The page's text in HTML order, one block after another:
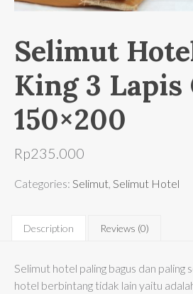
Selimut
King 3 Lapis
150×200
Rp235.000
Categories: Selimut, Selimut Hotel
Description Reviews (0)
Selimut hotel paling bagus dan paling
hotel berbintang tidak lain yaitu